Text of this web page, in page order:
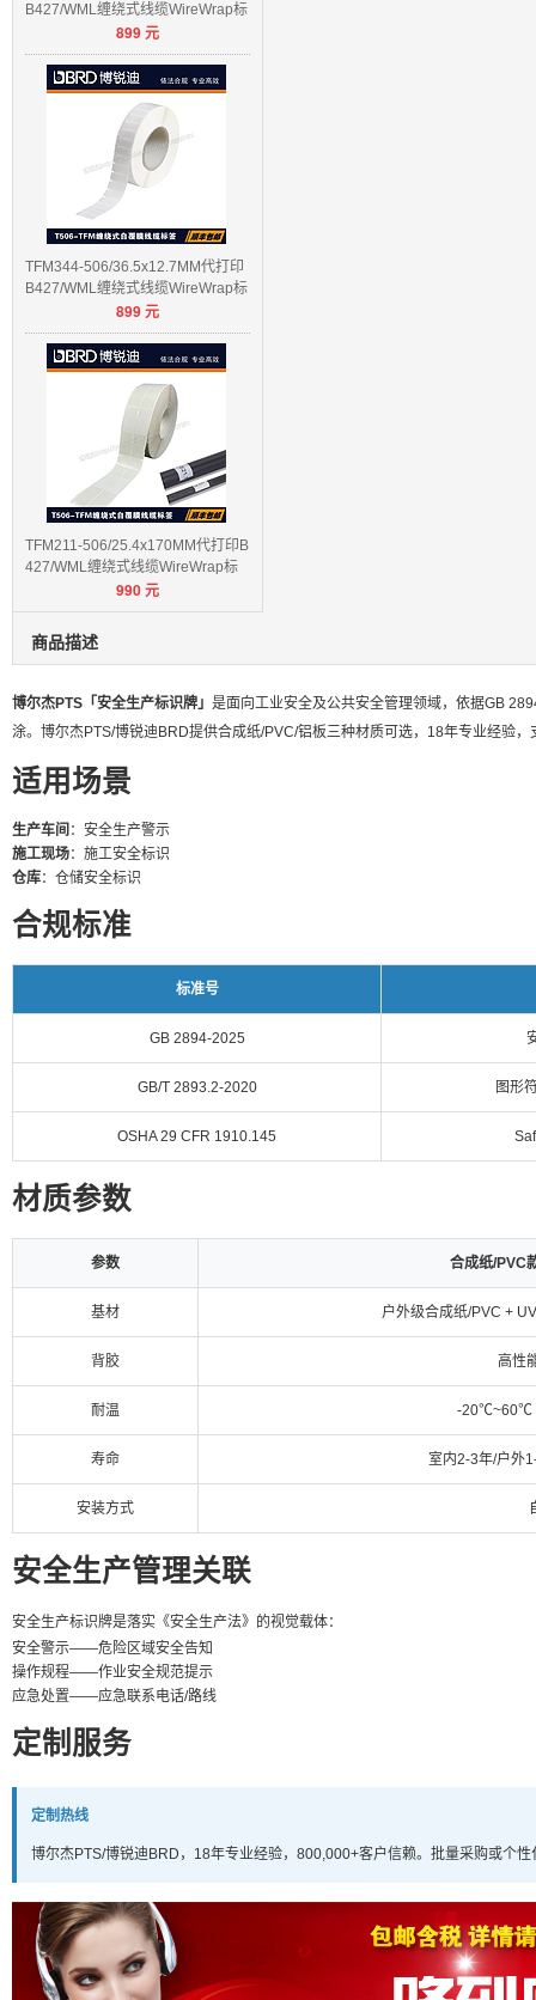
B427/WML缠绕式线缆WireWrap标
899元
TFM344-506/36.5x12.7MM代打印
B427/WML缠绕式线缆WireWrap标
899元
TFM211-506/25.4x170MM代打印B
427/WML缠绕式线缆WireWrap标
990元
商品描述
博尔杰PTS「安全生产标识牌」 是面向工业安全及公共安全管理领域，依据GB
涂。博尔杰PTS/博锐迪BRD提供合成纸/PVC/铝板三种材质可选，18年专业经验，
适用场景
生产车间 ：安全生产警示
施工现场：施工安全标识
仓库：仓储安全标识
合规标准
标准号
GB 2894-2025
GB/T 2893.2-2020 图形
OSHA 29 CFR 1910.145
材质参数
参数 合成纸/PVC
基材 户外级合成纸/PVC +
背胶 高性
耐温 -20℃~60℃
寿命 室内2-3年/户外
安装方式
安全生产管理关联
安全生产标识牌是落实《安全生产法》的视觉载体：
安全警示——危险区域安全告知
操作规程——作业安全规范提示
应急处置——应急联系电话/路线
定制服务
定制热线
博尔杰PTS/博锐迪BRD，18年专业经验，800,000+客户信赖。批量采购或个